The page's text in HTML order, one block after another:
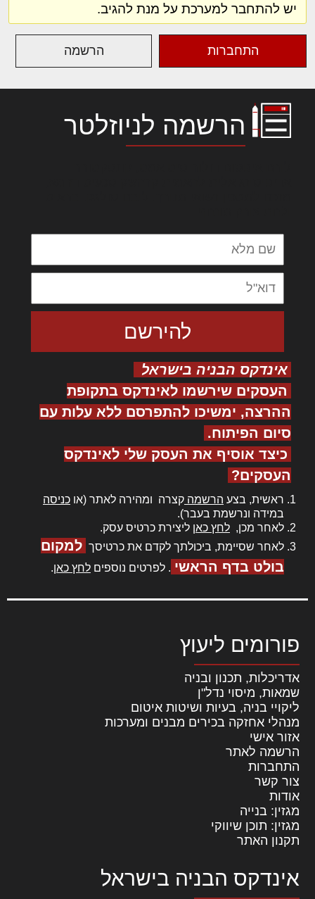
יש להתחבר למערכת על מנת להגיב.
התחברות הרשמה
הרשמה לניוזלטר
אינדקס הבניה בישראל
העסקים שירשמו לאינדקס בתקופת
ההרצה, ימשיכו להתפרסם ללא עלות עם
סיום הפיתוח.
כיצד אוסיף את העסק שלי לאינדקס
העסקים?
ראשית, בצע הרשמה קצרה ומהירה לאתר (או כניסה
במידה ונרשמת בעבר).
לאחר מכן, לחץ כאן ליצירת כרטיס עסק.
לאחר שסיימת, ביכולתך לקדם את כרטיסך למקום
בולט בדף הראשי . לפרטים נוספים לחץ כאן.
פורומים ליעוץ
אדריכלות, תכנון ובניה
שמאות, מיסוי נדל"ן
ליקויי בניה, בעיות ושיטות איטום
מנהלי אחזקה בכירים מבנים ומערכות
אזור אישי
הרשמה לאתר
התחברות
צור קשר
אודות
מגזין: בנייה
מגזין: תוכן שיווקי
תקנון האתר
אינדקס הבניה בישראל